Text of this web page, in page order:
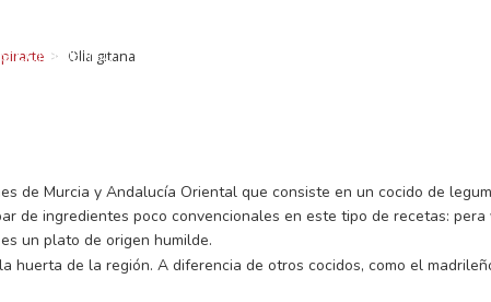
CON LUENGO
Olla gitana
de Murcia y Andalucía Oriental que consiste en un cocido de
de ingredientes poco convencionales en este tipo de recetas: pera
un plato de origen humilde.
huerta de la región. A diferencia de otros cocidos, como el